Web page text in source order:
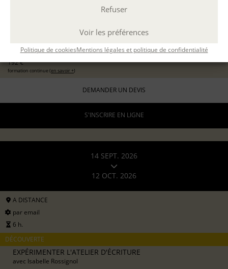
Refuser
Voir les préférences
Politique de cookiesMentions légales et politique de confidentialité
EXPÉRIMENTER L'ATELIER D'ÉCRITURE
pour les particuliers
192 €
formation continue (en savoir +)
DEMANDER UN DEVIS
S'INSCRIRE EN LIGNE
14 SEPT. 2026
12 OCT. 2026
A DISTANCE
par email
6 h.
DÉCOUVERTE
EXPÉRIMENTER L'ATELIER D'ÉCRITURE
avec Isabelle Rossignol